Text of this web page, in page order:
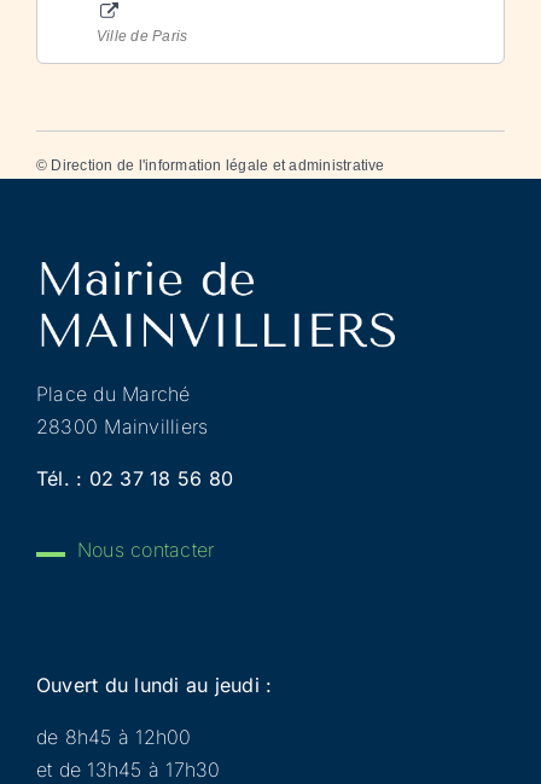
Ville de Paris
© Direction de l'information légale et administrative
Place du Marché
28300 Mainvilliers
Tél. : 02 37 18 56 80
Nous contacter
Ouvert du lundi au jeudi :
de 8h45 à 12h00
et de 13h45 à 17h30